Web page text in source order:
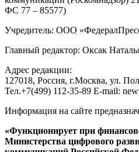
ФС 77 – 85577)
Учредитель: ООО
Главный редактор: Оксак
Адрес редакции:
127018, Россия, г.Москва, ул.
Тел.+7(499) 112-35-89 E-mail:
Информация на сайте
«Функционирует при
Министерства цифрового